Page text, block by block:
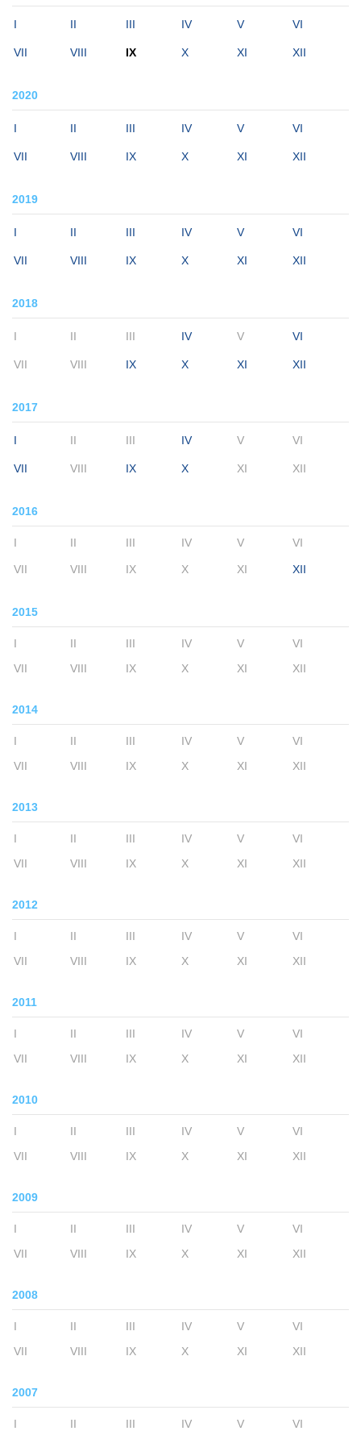
I II III IV V VI
VII VIII IX X XI XII
2020
I II III IV V VI
VII VIII IX X XI XII
2019
I II III IV V VI
VII VIII IX X XI XII
2018
I II III IV V VI
VII VIII IX X XI XII
2017
I II III IV V VI
VII VIII IX X XI XII
2016
I II III IV V VI
VII VIII IX X XI XII
2015
I II III IV V
VI
VII
VIII IX X XI XII
2014
I II III IV V
VI
VII
VIII IX X XI XII
2013
I II III IV V
VI
VII
VIII IX X XI XII
2012
I II III IV V
VI
VII
VIII IX X XI XII
2011
I II III IV V
VI
VII
VIII IX X XI XII
2010
I II III IV V
VI
VII
VIII IX X XI XII
2009
I II III IV V
VI
VII
VIII IX X XI XII
2008
I II III IV V
VI
VII
VIII IX X XI XII
2007
I II III IV V
VI